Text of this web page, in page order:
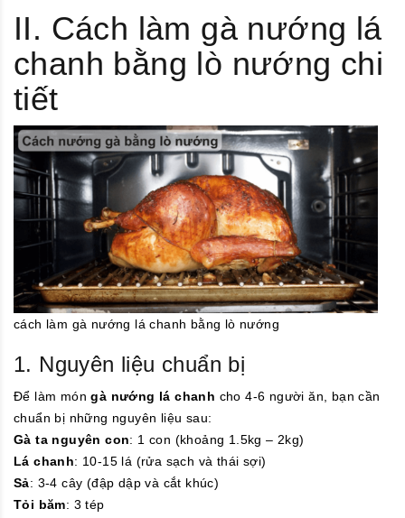
II. Cách làm gà nướng lá
chanh bằng lò nướng chi
tiết
cách làm gà nướng lá chanh bằng lò nướng
1. Nguyên liệu chuẩn bị
Để làm móngà nướng lá chanh cho 4-6 người ăn, bạn cần
chuẩn bị những nguyên liệu sau:
Gà ta nguyên con: 1 con (khoảng 1.5kg – 2kg)
Lá chanh: 10-15 lá (rửa sạch và thái sợi)
Sả: 3-4 cây (đập dập và cắt khúc)
Tỏi băm: 3 tép